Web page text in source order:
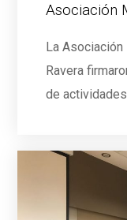
Asociación
La Asociación
Ravera
de